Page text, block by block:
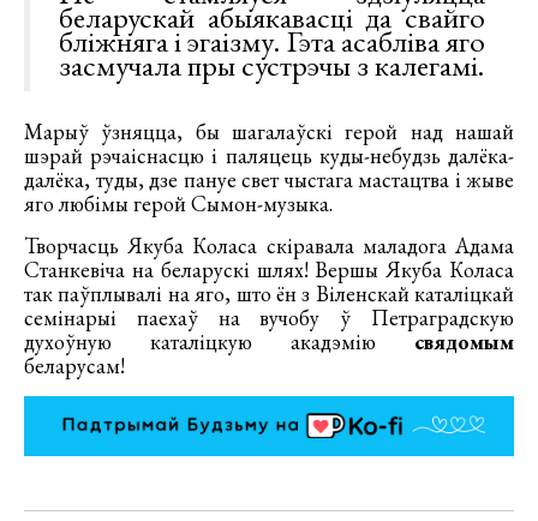
беларускай абыякавасці да свайго
бліжняга і эгаізму. Гэта асабліва яго
засмучала пры сустрэчы з калегамі.
Марыў ўзняцца, бы шагалаўскі герой над нашай
шэрай рэчаіснасцю і паляцець куды-небудзь далёка-
далёка, туды, дзе пануе свет чыстага мастацтва і жыве
яго любімы герой Сымон-музыка.
Творчасць Якуба Коласа скіравала маладога Адама
Станкевіча на беларускі шлях! Вершы Якуба Коласа
так паўплывалі на яго, што ён з Віленскай каталіцкай
семінарыі паехаў на вучобу ў Петраградскую
духоўную каталіцкую акадэмію свядомым
беларусам!